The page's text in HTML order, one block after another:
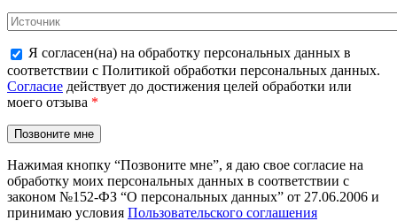
Я согласен(на) на обработку персональных данных в
соответствии с Политикой обработки персональных данных.
Согласие действует до достижения целей обработки или
моего отзыва *
Нажимая кнопку “Позвоните мне”, я даю свое согласие на
обработку моих персональных данных в соответствии с
законом №152-ФЗ “О персональных данных” от 27.06.2006 и
принимаю условия Пользовательского соглашения